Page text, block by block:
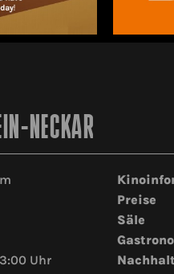
NECKAR
Uhr
Preise
Säle